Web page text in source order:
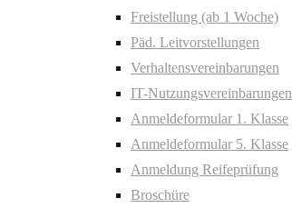
Freistellung (ab 1 Woche)
Päd. Leitvorstellungen
Verhaltensvereinbarungen
IT-Nutzungsvereinbarungen
Anmeldeformular 1. Klasse
Anmeldeformular 5. Klasse
Anmeldung Reifeprüfung
Broschüre